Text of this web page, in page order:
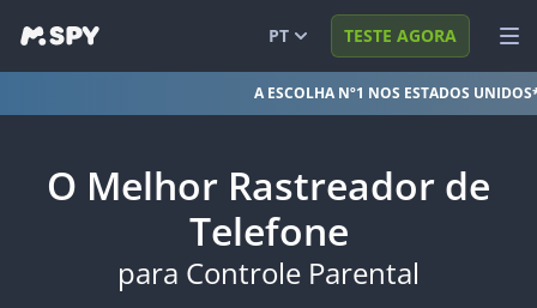
VER DEMO
PT
English
العربية
TESTE AGORA
O Melhor Rastreador de
Telefone
para Controle Parental
A ESCOLHA Nº1 NOS ESTADOS